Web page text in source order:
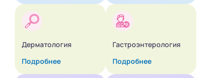
Дерматология
Подробнее
Гастроэнтерология
Подробнее